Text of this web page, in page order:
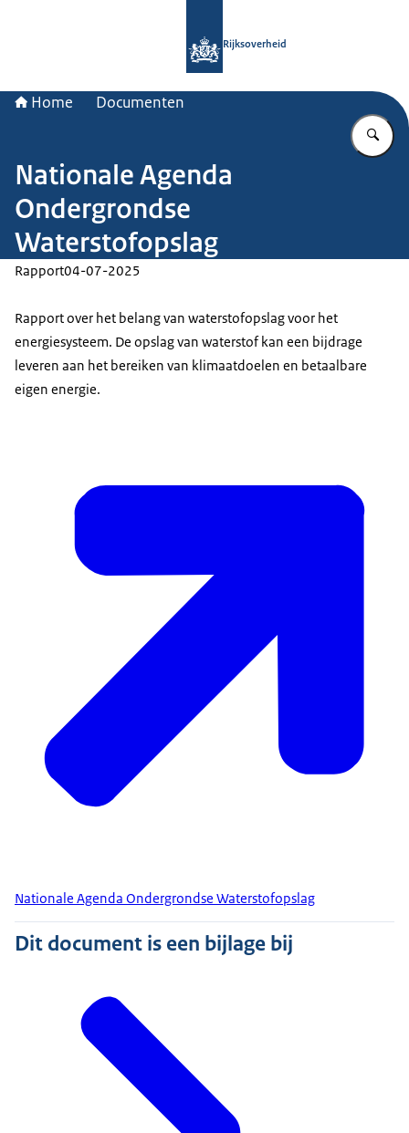
Rijksoverheid
Home Documenten
Nationale Agenda
Ondergrondse
Waterstofopslag
Rapport04-07-2025
Rapport over het belang van waterstofopslag voor het
energiesysteem. De opslag van waterstof kan een bijdrage
leveren aan het bereiken van klimaatdoelen en betaalbare
eigen energie.
Nationale Agenda Ondergrondse Waterstofopslag
Dit document is een bijlage bij